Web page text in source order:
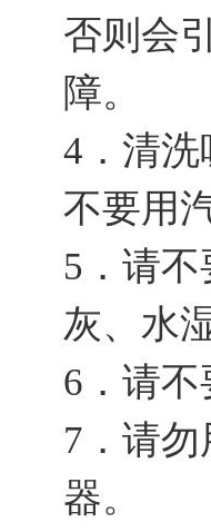
否则会
障。
4．清
不要用
5．请
灰、水
6．请
7．请
器。